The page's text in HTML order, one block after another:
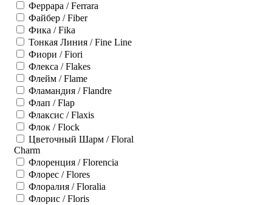
Феррара / Ferrara
Файбер / Fiber
Фика / Fika
Тонкая Линия / Fine Line
Фиори / Fiori
Флекса / Flakes
Флейм / Flame
Фламандия / Flandre
Флап / Flap
Флаксис / Flaxis
Флок / Flock
Цветочный Шарм / Floral
Charm
Флоренция / Florencia
Флорес / Flores
Флоралия / Floralia
Флорис / Floris